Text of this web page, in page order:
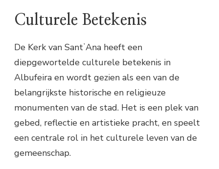
Culturele Betekenis
De Kerk van SantʼAna heeft een
diepgewortelde culturele betekenis in
Albufeira en wordt gezien als een van de
belangrijkste historische en religieuze
monumenten van de stad. Het is een plek van
gebed, reflectie en artistieke pracht, en speelt
een centrale rol in het culturele leven van de
gemeenschap.